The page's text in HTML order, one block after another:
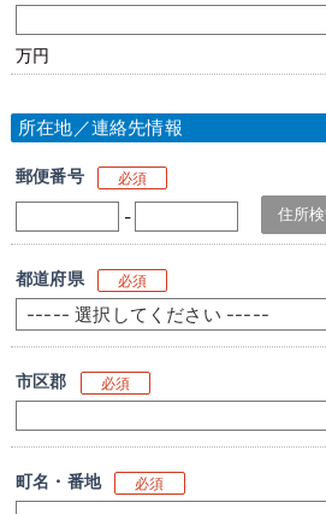
万円
所在地／連絡先情報
郵便番号 必須
-
都道府県 必須
市区郡 必須
町名・番地 必須